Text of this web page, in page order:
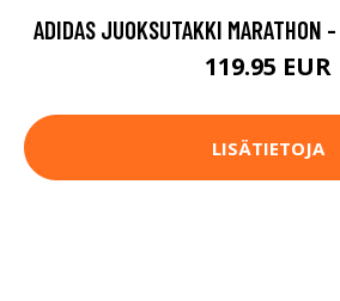
ADIDAS JUOKSUTAKKI MARATHON
119.95 EUR
LISÄTIETOJA